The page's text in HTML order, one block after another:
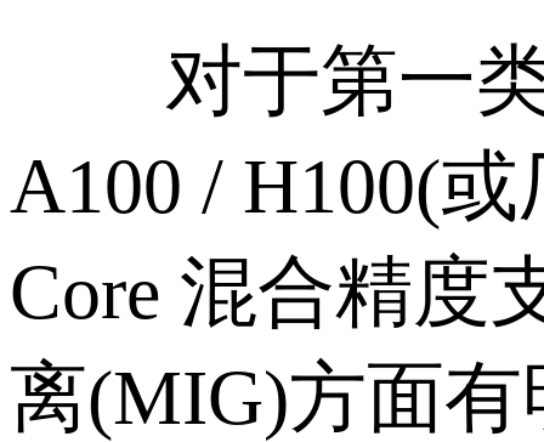
对于第一类
A100 / H100(
Core 混合精度
离(MIG)方面